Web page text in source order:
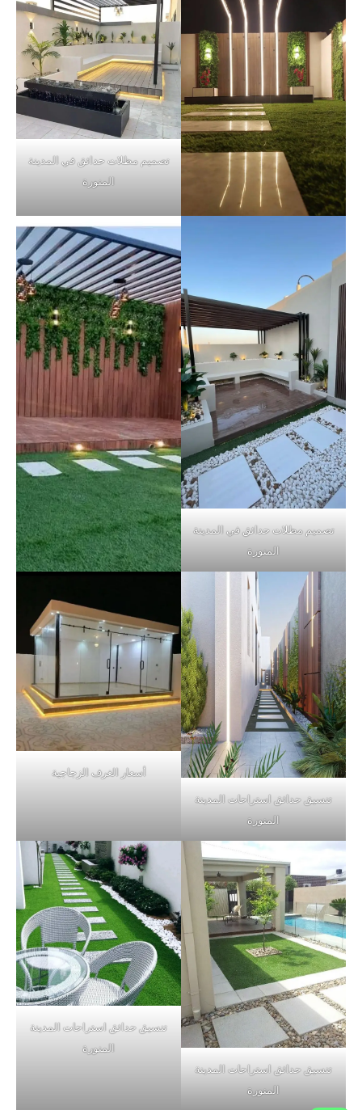
تصميم مظلات حدائق في المدينة
المنورة
تصميم مظلات حدائق في المدينة
المنورة
تنسيق حدائق استراحات المدينة
المنورة
أسعار الغرف الزجاجية
تنسيق حدائق استراحات المدينة
المنورة
تنسيق حدائق استراحات المدينة
المنورة